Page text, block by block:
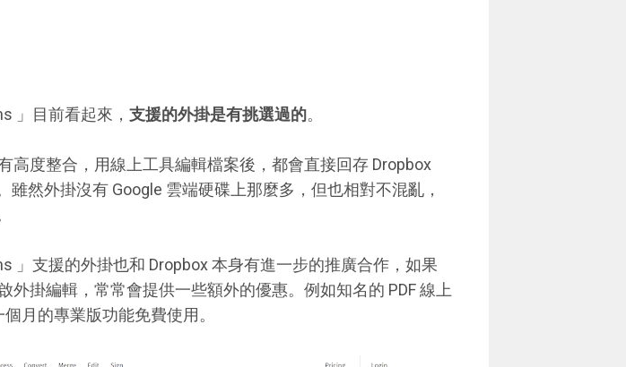
」目前看起來， 支援的外掛是有挑選過的。
高度整合，用線上工具編輯檔案後，都會直接回存 Dropbox
雖然外掛沒有 Google 雲端硬碟上那麼多，但也相對不混亂，
」支援的外掛也和 Dropbox 本身有進一步的推廣合作，如果
外掛編輯，常常會提供一些額外的優惠。例如知名的 PDF 線上
月的專業版功能免費使用。